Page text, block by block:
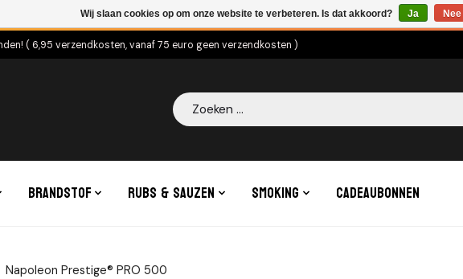
( 6,95 verzendkosten, vanaf 75 euro geen verzendkosten )
Zoeken
Brandstof Rubs & Sauzen Smoking Cadeaubonnen
Napoleon Prestige® PRO 500
Wij slaan cookies op om onze website te verbeteren. Is dat akkoord? Ja Nee